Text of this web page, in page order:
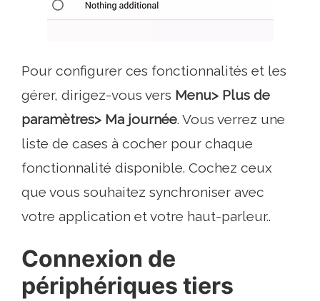
Pour configurer ces fonctionnalités et les
gérer, dirigez-vous vers Menu> Plus de
paramètres> Ma journée. Vous verrez une
liste de cases à cocher pour chaque
fonctionnalité disponible. Cochez ceux
que vous souhaitez synchroniser avec
votre application et votre haut-parleur..
Connexion de
périphériques tiers